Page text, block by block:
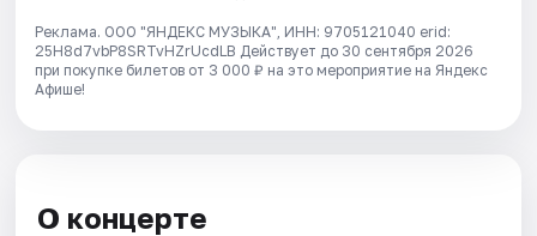
Реклама. ООО "ЯНДЕКС МУЗЫКА", ИНН: 9705121040 erid:
25H8d7vbP8SRTvHZrUcdLB Действует до 30 сентября 2026
при покупке билетов от 3 000 ₽ на это мероприятие на Яндекс
Афише!
О концерте